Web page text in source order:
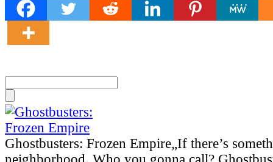
Ghostbusters: Frozen Empire„If there’s